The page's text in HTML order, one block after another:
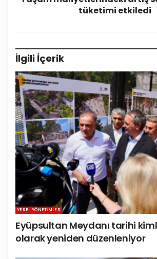
tüketimi etkiledi
İlgili İçerik
YEREL YÖNETIMLER
Eyüpsultan Meydanı tarihi
olarak yeniden düzenleniyor